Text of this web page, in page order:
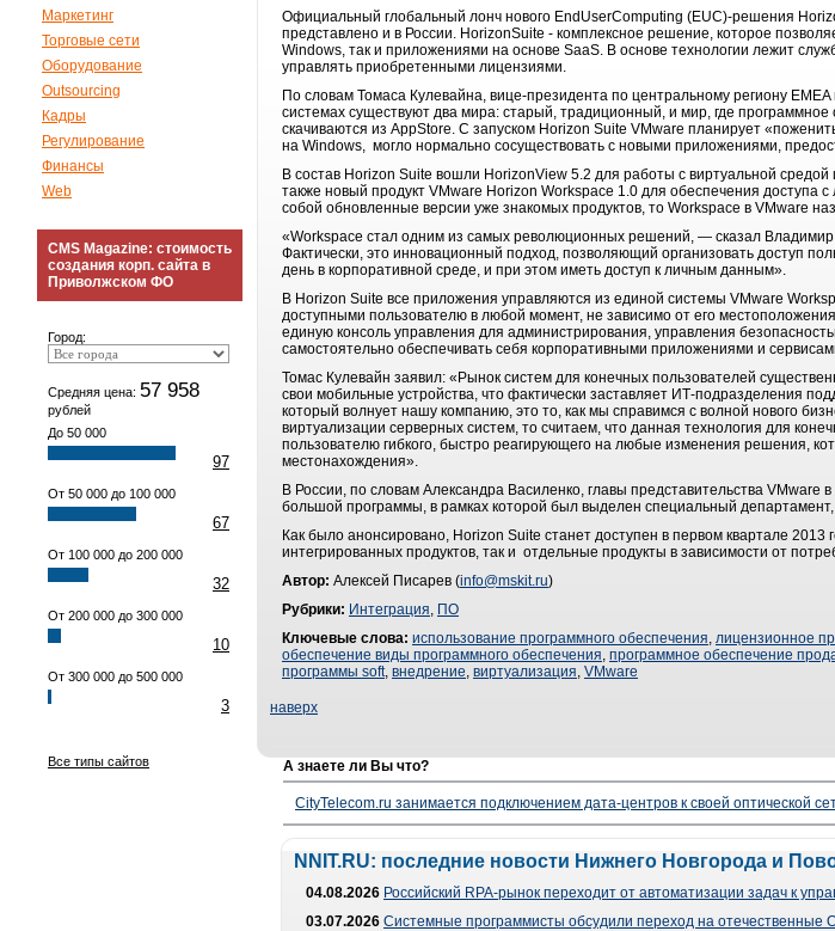
Маркетинг
Торговые сети
Оборудование
Outsourcing
Кадры
Регулирование
Финансы
Web
CMS Magazine: стоимость
создания корп. сайта в
Приволжском ФО
Город:
Средняя цена: 57 958
рублей
До 50 000
97
От 50 000 до 100 000
67
От 100 000 до 200 000
32
От 200 000 до 300 000
10
От 300 000 до 500 000
3
Все типы сайтов
Официальный глобальный лонч нового EndUserComputing (EUC)-решения
представлено и в России. HorizonSuite - комплексное решение, которое
Windows, так и приложениями на основе SaaS. В основе технологии лежит
управлять приобретенными лицензиями.
По словам Томаса Кулевайна, вице-президента по центральному региону
системах существуют два мира: старый, традиционный, и мир, где программное
скачиваются из AppStore. С запуском Horizon Suite VMware планирует
на Windows, могло нормально сосуществовать с новыми приложениями,
В состав Horizon Suite вошли HorizonView 5.2 для работы с виртуальной
также новый продукт VMware Horizon Workspace 1.0 для обеспечения доступа
собой обновленные версии уже знакомых продуктов, то Workspace в VMware
«Workspace стал одним из самых революционных решений, — сказал
Фактически, это инновационный подход, позволяющий организовать доступ
день в корпоративной среде, и при этом иметь доступ к личным данным».
В Horizon Suite все приложения управляются из единой системы VMware
доступными пользователю в любой момент, не зависимо от его
единую консоль управления для администрирования, управления
самостоятельно обеспечивать себя корпоративными приложениями и
Томас Кулевайн заявил: «Рынок систем для конечных пользователей
свои мобильные устройства, что фактически заставляет ИТ-подразделения
который волнует нашу компанию, это то, как мы справимся с волной нового
виртуализации серверных систем, то считаем, что данная технология для
пользователю гибкого, быстро реагирующего на любые изменения решения,
местонахождения».
В России, по словам Александра Василенко, главы представительства
большой программы, в рамках которой был выделен специальный
Как было анонсировано, Horizon Suite станет доступен в первом квартале
интегрированных продуктов, так и отдельные продукты в зависимости от
Автор: Алексей Писарев (info@mskit.ru)
Рубрики: Интеграция, ПО
Ключевые слова: использование программного обеспечения, лицензионное
обеспечение виды программного обеспечения, программное обеспечение
программы soft, внедрение, виртуализация, VMware
наверх
А знаете ли Вы что?
CityTelecom.ru занимается подключением дата-центров к своей оптической
NNIT.RU: последние новости Нижнего Новгорода и
04.08.2026 Российский RPA-рынок переходит от автоматизации задач к
03.07.2026 Системные программисты обсудили переход на отечественные